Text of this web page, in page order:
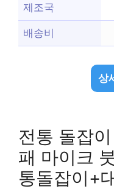
제조국
배송비
상
전통 돌잡
패 마이크
통돌잡이+